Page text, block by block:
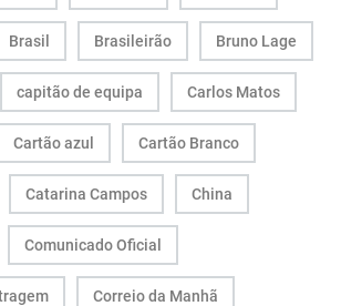
Brasil Brasileirão Bruno Lage
capitão de equipa Carlos Matos
Cartão azul Cartão Branco
Catarina Campos China
Comunicado Oficial
Correio da Manhã